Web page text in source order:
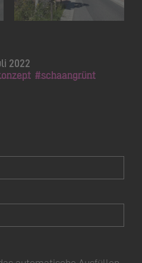
2022
#schaangrünt